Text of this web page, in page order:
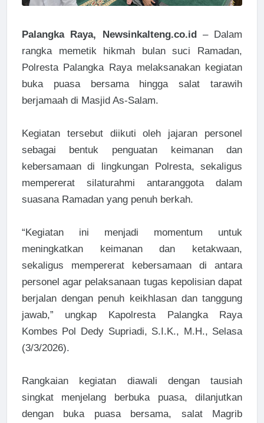
Palangka Raya, Newsinkalteng.co.id– Dalam
rangka memetik hikmah bulan suci Ramadan,
Polresta Palangka Raya melaksanakan kegiatan
buka puasa bersama hingga salat tarawih
berjamaah di Masjid As-Salam.
Kegiatan tersebut diikuti oleh jajaran personel
sebagai bentuk penguatan keimanan dan
kebersamaan di lingkungan Polresta, sekaligus
mempererat silaturahmi antaranggota dalam
suasana Ramadan yang penuh berkah.
“Kegiatan ini menjadi momentum untuk
meningkatkan keimanan dan ketakwaan,
sekaligus mempererat kebersamaan di antara
personel agar pelaksanaan tugas kepolisian dapat
berjalan dengan penuh keikhlasan dan tanggung
jawab,” ungkap Kapolresta Palangka Raya
Kombes Pol Dedy Supriadi, S.I.K., M.H., Selasa
(3/3/2026).
Rangkaian kegiatan diawali dengan tausiah
singkat menjelang berbuka puasa, dilanjutkan
dengan buka puasa bersama, salat Magrib